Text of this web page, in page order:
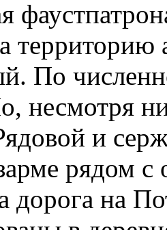
По
несмотря
и
рядом
дорога на